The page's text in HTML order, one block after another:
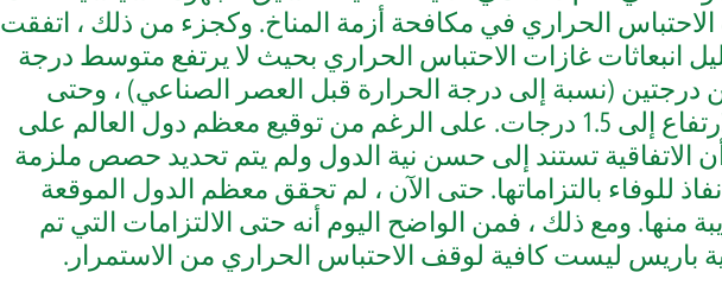
الاحتباس الحراري في مكافحة أزمة المناخ. وكجزء من ذلك ، اتفقت
انبعاثات غازات الاحتباس الحراري بحيث لا يرتفع متوسط ​​درجة
درجتين (نسبة إلى درجة الحرارة قبل العصر الصناعي) ، وحتى
السعي للحد من الارتفاع إلى 1.5 درجات. على الرغم من توقيع معظم دول العالم على
أن الاتفاقية تستند إلى حسن نية الدول ولم يتم تحديد حصص ملزمة
للوفاء بالتزاماتها. حتى الآن ، لم تحقق معظم الدول الموقعة
منها. ومع ذلك ، فمن الواضح اليوم أنه حتى الالتزامات التي تم
باريس ليست كافية لوقف الاحتباس الحراري من الاستمرار.